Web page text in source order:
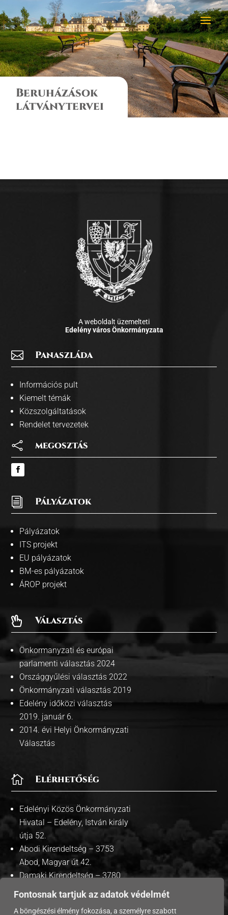
Fontosnak tartjuk az adatok védelmét
A böngészési élmény fokozása, a személyre szabott
Beruházások
látványtervei
A weboldalt üzemelteti
Edelény város Önkormányzata
 Panaszláda
Információs pult
Kiemelt témák
Közszolgáltatások
Rendelet tervezetek
 megosztás
i Pályázatok
Pályázatok
ITS projekt
EU pályázatok
BM-es pályázatok
ÁROP projekt
 Választás
Önkormanyzati és európai
parlamenti választás 2024
Országgyűlési választás 2022
Önkormányzati választás 2019
Edelény időközi választás
2019. január 6.
2014. évi Helyi Önkormányzati
Választás
 Elérhetőség
Edelényi Közös Önkormányzati
Hivatal – Edelény, István király
útja 52.
Abodi Kirendeltség – 3753
Abod, Magyar út 42.
Damaki Kirendeltség – 3780
Damak, Szabadság út 35.